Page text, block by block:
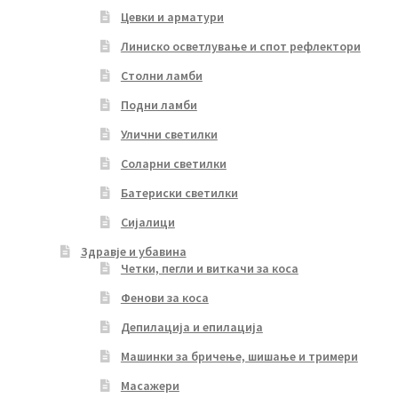
Цевки и арматури
Линиско осветлување и спот рефлектори
Столни ламби
Подни ламби
Улични светилки
Соларни светилки
Батериски светилки
Сијалици
Здравје и убавина
Четки, пегли и виткачи за коса
Фенови за коса
Депилација и епилација
Машинки за бричење, шишање и тримери
Масажери